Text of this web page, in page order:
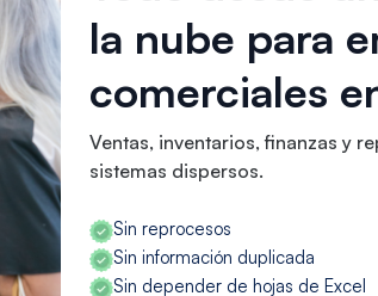
la nube para
comerciales
Ventas, inventarios, finanzas y
sistemas dispersos.
Sin reprocesos
Sin información duplicada
Sin depender de hojas de Excel